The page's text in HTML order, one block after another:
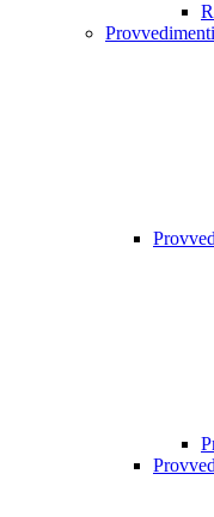
Provvedimenti